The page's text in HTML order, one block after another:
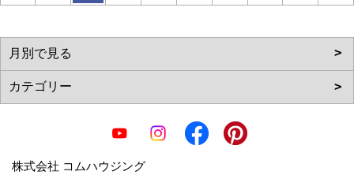
株式会社 コムハウジング